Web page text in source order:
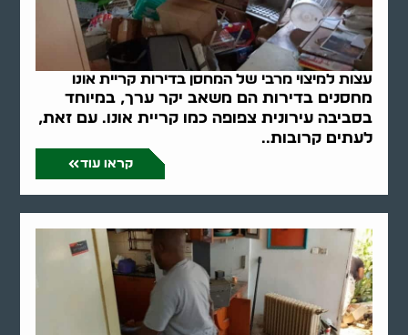
עצות למיצוי מרבי של המחסן בדירות קריית אונו
מחסנים בדירות הם משאב יקר ערך, במיוחד
בסביבה עירונית צפופה כמו קריית אונו. עם זאת,
לעתים קרובות..
קראו עוד